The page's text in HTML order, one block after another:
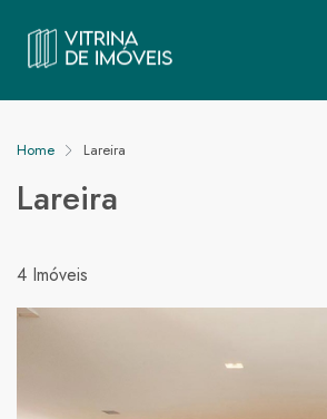
Home Lareira
Lareira
4 Imóveis